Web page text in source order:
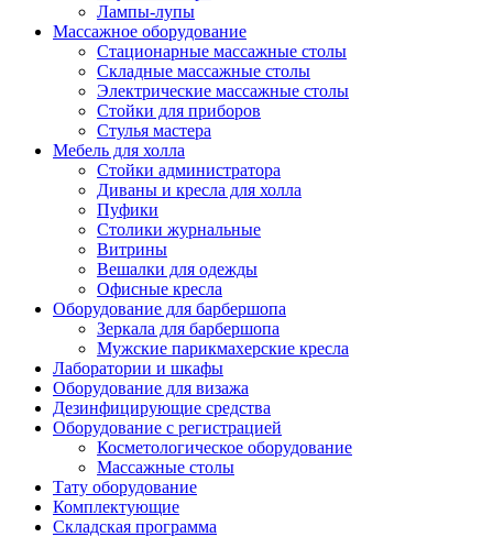
Лампы-лупы
Массажное оборудование
Стационарные массажные столы
Складные массажные столы
Электрические массажные столы
Стойки для приборов
Стулья мастера
Мебель для холла
Стойки администратора
Диваны и кресла для холла
Пуфики
Столики журнальные
Витрины
Вешалки для одежды
Офисные кресла
Оборудование для барбершопа
Зеркала для барбершопа
Мужские парикмахерские кресла
Лаборатории и шкафы
Оборудование для визажа
Дезинфицирующие средства
Оборудование с регистрацией
Косметологическое оборудование
Массажные столы
Тату оборудование
Комплектующие
Складская программа